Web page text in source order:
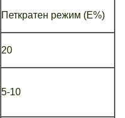
Петкратен режим (Е%)
20
5-10